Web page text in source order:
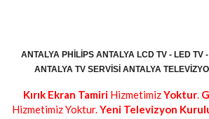
ANTALYA PHILIPS ANTALYA LCD TV - LED TV
ANTALYA TV SERVISI ANTALYA
Kırık Ekran Tamiri HizmetimizYoktur.
Hizmetimiz Yoktur.Yeni Televizyon